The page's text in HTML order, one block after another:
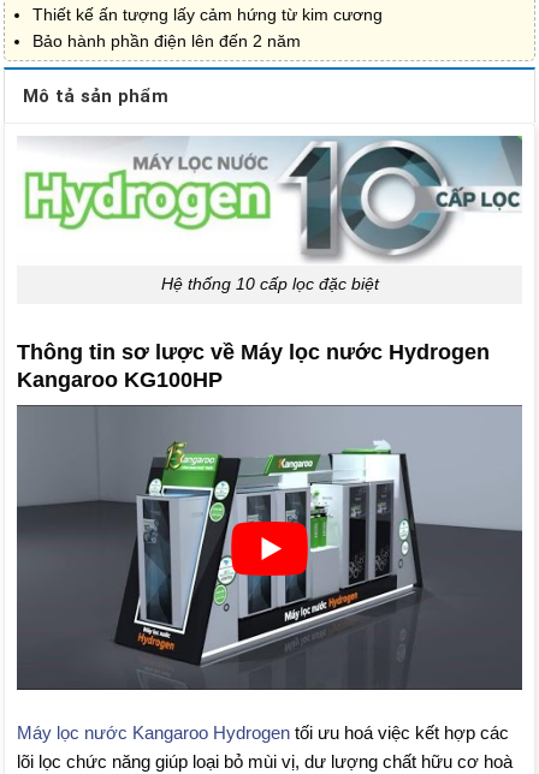
Thiết kế ấn tượng lấy cảm hứng từ kim cương
Bảo hành phần điện lên đến 2 năm
Mô tả sản phẩm
Hệ thống 10 cấp lọc đặc biệt
Thông tin sơ lược về Máy lọc nước Hydrogen
Kangaroo KG100HP
Máy lọc nước Kangaroo Hydrogentối ưu hoá việc kết hợp các
lõi lọc chức năng giúp loại bỏ mùi vị, dư lượng chất hữu cơ hoà